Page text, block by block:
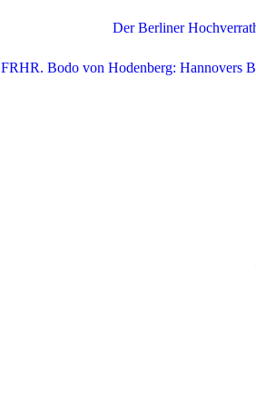
Der Berliner
FRHR. Bodo von Hodenberg: Hannovers